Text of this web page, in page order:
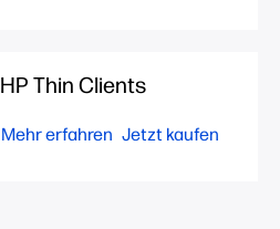
HP Thin Clients
Mehr erfahren Jetzt kaufen